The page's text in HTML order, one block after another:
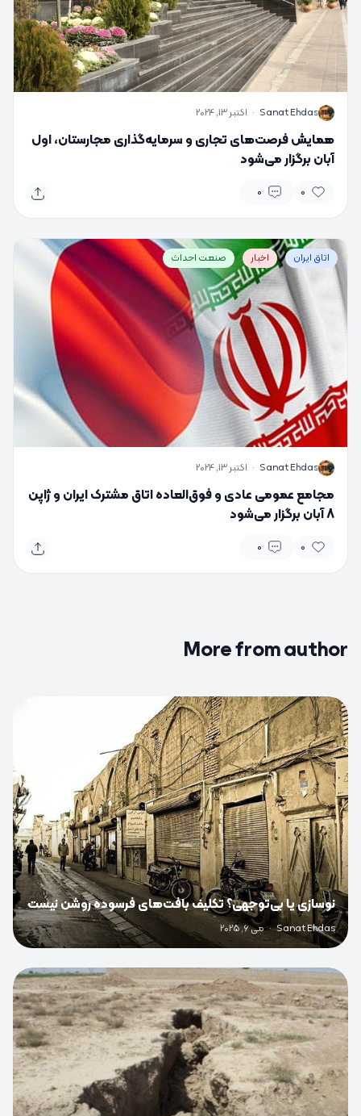
S
Sanat Ehdas
· اکتبر 13, 2024
همایش فرصت‌های تجاری و سرمایه‌گذاری مجارستان، اول
آبان برگزار می‌شود
0
0
اتاق ایران اخبار صنعت احداث
S
Sanat Ehdas
· اکتبر 13, 2024
مجامع عمومی عادی و فوق‌العاده اتاق مشترک ایران و ژاپن
8 آبان برگزار می‌شود
0
0
More from author
0
نوسازی یا بی‌توجهی؟ تکلیف بافت‌های فرسوده روشن نیست
Sanat Ehdas
· می 6, 2025
0